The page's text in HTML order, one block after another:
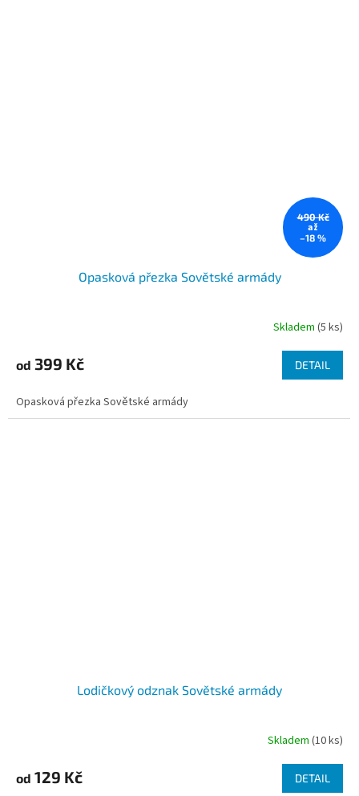
490 Kč
až
–18 %
Opasková přezka Sovětské armády
Skladem (5 ks)
od 399 Kč DETAIL
Opasková přezka Sovětské armády
Lodičkový odznak Sovětské armády
Skladem (10 ks)
od 129 Kč DETAIL